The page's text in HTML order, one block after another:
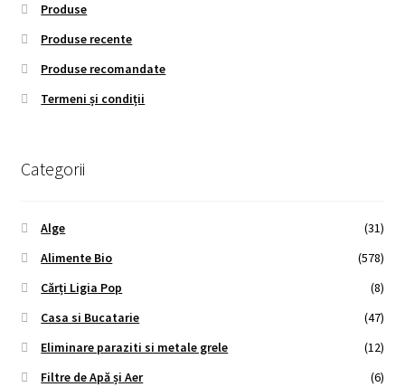
Produse
Produse recente
Produse recomandate
Termeni și condiții
Categorii
Alge
(31)
Alimente Bio
(578)
Cărți Ligia Pop
(8)
Casa si Bucatarie
(47)
Eliminare paraziti si metale grele
(12)
Filtre de Apă și Aer
(6)